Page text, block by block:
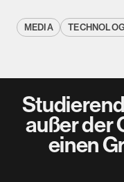
MEDIA
außer der
einen